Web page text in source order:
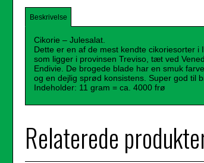
Beskrivelse
Cikorie – Julesalat.
Dette er en af de mest kendte cikoriesorter
som ligger i provinsen Treviso, tæt ved
Endivie. De brogede blade har en smuk
og en dejlig sprød konsistens. Super god til
Indeholder: 11 gram = ca. 4000 frø
Relaterede